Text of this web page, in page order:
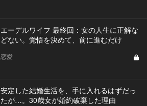
エーデルワイフ 最終回：女の人生に正解な
どない。覚悟を決めて、前に進むだけ
恋愛
安定した結婚生活を、手に入れるはずだっ
たが…。30歳女が婚約破棄した理由